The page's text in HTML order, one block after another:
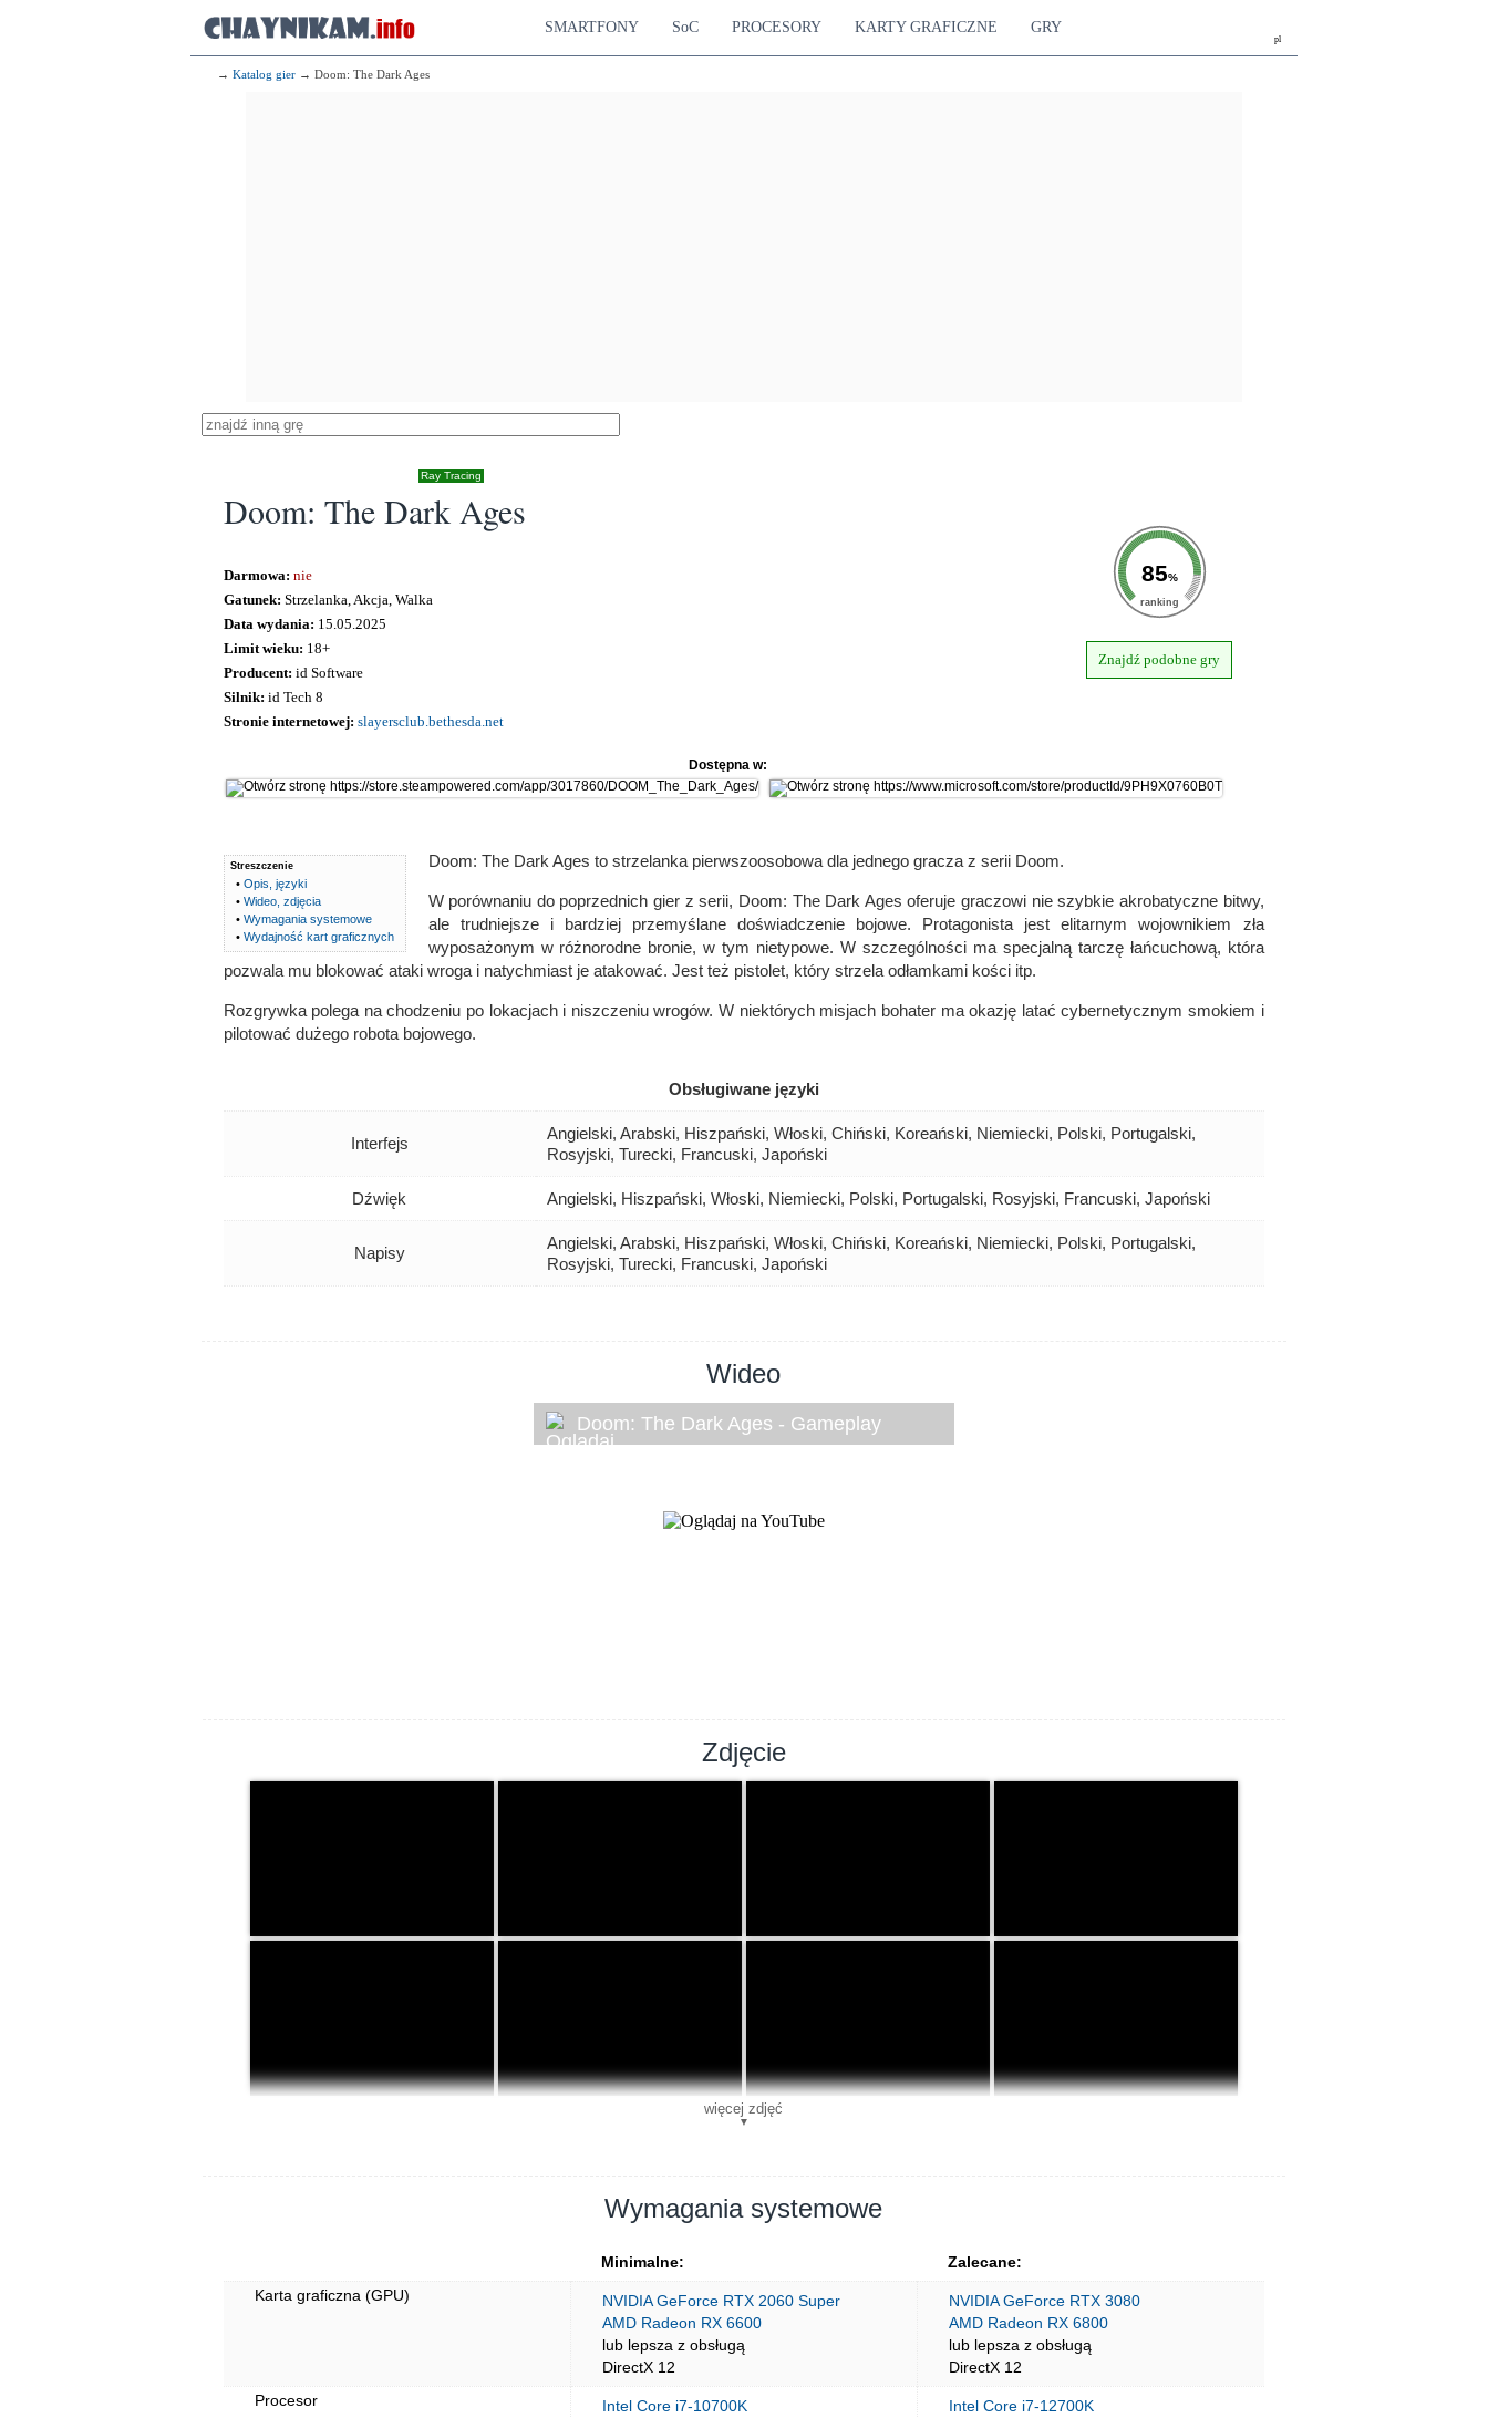
pl
SMARTFONY SoC PROCESORY KARTY GRAFICZNE GRY
→ Katalog gier → Doom: The Dark Ages
Ray Tracing
Doom: The Dark Ages
85%
ranking
Znajdź podobne gry
Darmowa: nie
Gatunek: Strzelanka, Akcja, Walka
Data wydania: 15.05.2025
Limit wieku: 18+
Producent: id Software
Silnik: id Tech 8
Stronie internetowej: slayersclub.bethesda.net
Dostępna w:
Streszczenie
• Opis, języki
• Wideo, zdjęcia
• Wymagania systemowe
• Wydajność kart graficznych
Doom: The Dark Ages to strzelanka pierwszoosobowa dla jednego gracza z serii Doom.
W porównaniu do poprzednich gier z serii, Doom: The Dark Ages oferuje graczowi nie szybkie akrobatyczne bitwy,
ale trudniejsze i bardziej przemyślane doświadczenie bojowe. Protagonista jest elitarnym wojownikiem zła
wyposażonym w różnorodne bronie, w tym nietypowe. W szczególności ma specjalną tarczę łańcuchową, która
pozwala mu blokować ataki wroga i natychmiast je atakować. Jest też pistolet, który strzela odłamkami kości itp.
Rozgrywka polega na chodzeniu po lokacjach i niszczeniu wrogów. W niektórych misjach bohater ma okazję latać cybernetycznym smokiem i
pilotować dużego robota bojowego.
Obsługiwane języki
Interfejs
Angielski, Arabski, Hiszpański, Włoski, Chiński, Koreański, Niemiecki, Polski, Portugalski,
Rosyjski, Turecki, Francuski, Japoński
Dźwięk Angielski, Hiszpański, Włoski, Niemiecki, Polski, Portugalski, Rosyjski, Francuski, Japoński
Napisy
Angielski, Arabski, Hiszpański, Włoski, Chiński, Koreański, Niemiecki, Polski, Portugalski,
Rosyjski, Turecki, Francuski, Japoński
Wideo
Doom: The Dark Ages - Gameplay
Zdjęcie
więcej zdjęć
▼
Wymagania systemowe
Minimalne:
Zalecane:
Karta graficzna (GPU)
NVIDIA GeForce RTX 2060 Super
AMD Radeon RX 6600
lub lepsza z obsługą
DirectX 12
NVIDIA GeForce RTX 3080
AMD Radeon RX 6800
lub lepsza z obsługą
DirectX 12
Procesor
Intel Core i7-10700K
Intel Core i7-12700K